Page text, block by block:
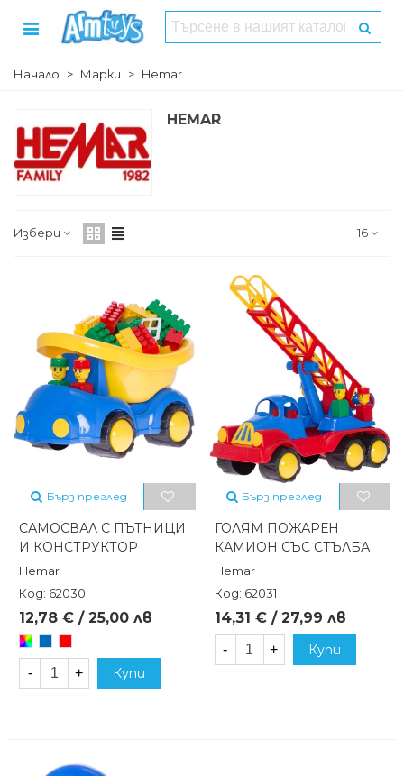
Начало > Марки > Hemar
HEMAR
Избери 16
Бърз преглед
САМОСВАЛ С ПЪТНИЦИ
И КОНСТРУКТОР
Hemar
Код: 62030
12,78 € / 25,00 лв
Произволен/
- + Купи
Бърз преглед
ГОЛЯМ ПОЖАРЕН
КАМИОН СЪС СТЪЛБА
Hemar
Код: 62031
14,31 € / 27,99 лв
- + Купи